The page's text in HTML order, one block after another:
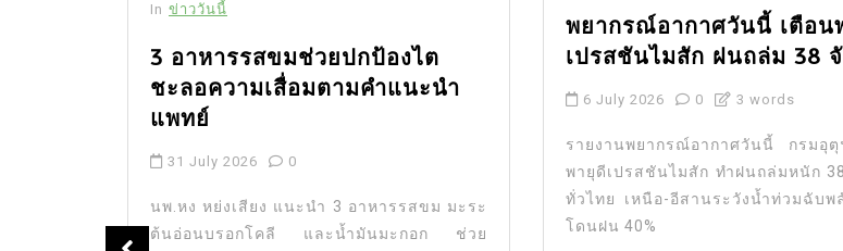
In ข่าววันนี้
3 อาหารรสขมช่วยปกป้องไต
ชะลอความเสื่อมตามคำแนะนำ
แพทย์
31 July 2026 0
นพ.หง หย่งเสียง แนะนำ 3 อาหารรสขม มะระ
ต้นอ่อนบรอกโคลี และน้ำมันมะกอก ช่วย
พยากรณ์อากาศวันนี้ เตือน
เปรสชันไมสัก ฝนถล่ม 38
6 July 2026 0 3 words
รายงานพยากรณ์อากาศวันนี้ กรมอุ
พายุดีเปรสชันไมสัก ทำฝนถล่มหนัก
ทั่วไทย เหนือ-อีสานระวังน้ำท่วมฉับพ
โดนฝน 40%